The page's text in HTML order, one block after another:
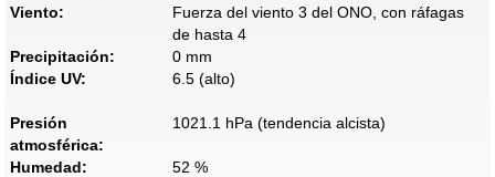
Viento:
Fuerza del viento 3 del ONO, con ráfagas
de hasta 4
Precipitación:
0 mm
Índice UV:
6.5 (alto)
Presión
atmosférica:
1021.1 hPa (tendencia alcista)
Humedad:
52 %